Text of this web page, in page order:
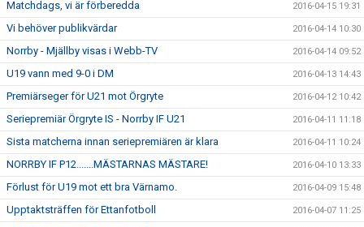
Matchdags, vi är förberedda 2016-04-15 19:31
Vi behöver publikvärdar 2016-04-14 10:30
Norrby - Mjällby visas i Webb-TV 2016-04-14 09:52
U19 vann med 9-0 i DM 2016-04-13 14:43
Premiärseger för U21 mot Örgryte 2016-04-12 10:42
Seriepremiär Örgryte IS - Norrby IF U21 2016-04-11 11:18
Sista matcherna innan seriepremiären är klara 2016-04-11 10:24
NORRBY IF P12.......MÄSTARNAS MÄSTARE! 2016-04-10 13:33
Förlust för U19 mot ett bra Värnamo. 2016-04-09 15:48
Upptaktsträffen för Ettanfotboll 2016-04-07 11:25